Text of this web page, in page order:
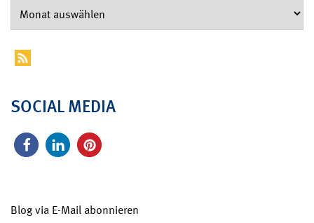
SOCIAL MEDIA
Blog via E-Mail abonnieren